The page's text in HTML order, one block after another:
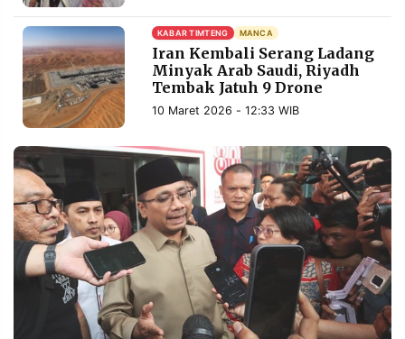
KABAR TIMTENG MANCA
Iran Kembali Serang Ladang
Minyak Arab Saudi, Riyadh
Tembak Jatuh 9 Drone
10 Maret 2026 - 12:33 WIB